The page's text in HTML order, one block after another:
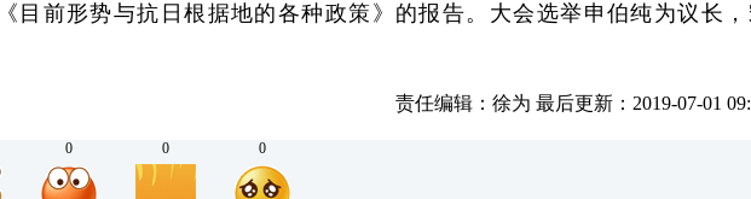
前形势与抗日根据地的各种政策》的报告。大会选举申伯纯为议长
责任编辑：徐为 最后更新：2019-07-01
0 0 0